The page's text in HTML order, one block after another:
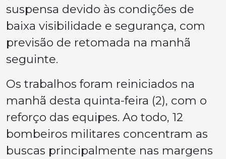
suspensa devido às condições de
baixa visibilidade e segurança, com
previsão de retomada na manhã
seguinte.
Os trabalhos foram reiniciados na
manhã desta quinta-feira (2), com o
reforço das equipes. Ao todo, 12
bombeiros militares concentram as
buscas principalmente nas margens